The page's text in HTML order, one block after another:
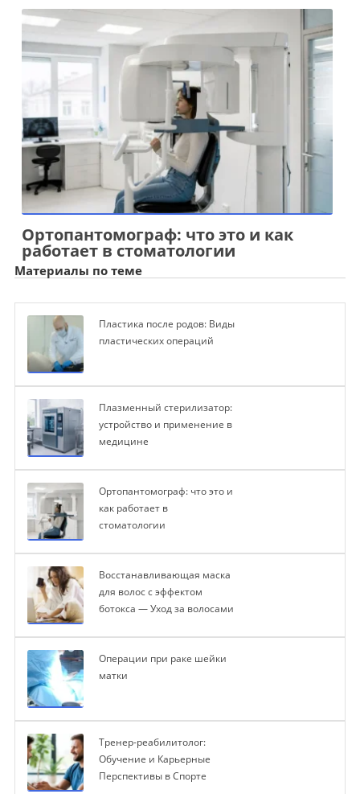
Ортопантомограф: что это и как
работает в стоматологии
Материалы по теме
Пластика после родов: Виды
пластических операций
Плазменный стерилизатор:
устройство и применение в
медицине
Ортопантомограф: что это и
как работает в
стоматологии
Восстанавливающая маска
для волос с эффектом
ботокса — Уход за волосами
Операции при раке шейки
матки
Тренер-реабилитолог:
Обучение и Карьерные
Перспективы в Спорте